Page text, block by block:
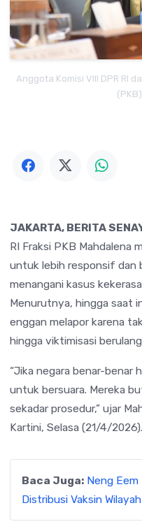
Anggota Komisi VIII DPR RI
JAKARTA, BERITA
RI Fraksi PKB Mahdalena
untuk lebih responsif dan
menangani kasus
Menurutnya, hingga saat
enggan melapor karena
hingga viktimisasi
“Jika negara benar-benar
untuk bersuara. Mereka
sekadar prosedur,” ujar
Kartini, Selasa (21/4/2026).
Baca Juga: Neng
Distribusi Vaksin